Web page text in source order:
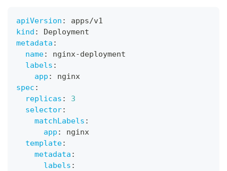
apiVersion :
apps/v1
kind :
Deployment
metadata :
name: nginx-deployment
labels :
app :
nginx
spec :
replicas :
3
selector:
matchLabels :
app :
nginx
template:
metadata :
labels :